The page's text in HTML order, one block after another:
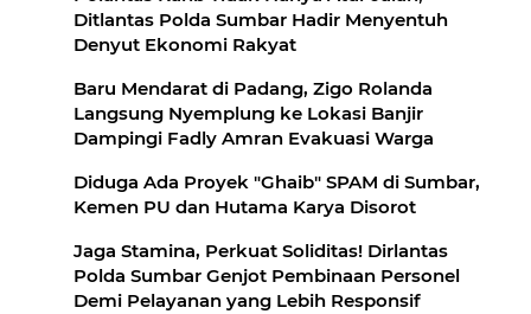
Ditlantas Polda Sumbar Hadir Menyentuh
Denyut Ekonomi Rakyat
Baru Mendarat di Padang, Zigo Rolanda
Langsung Nyemplung ke Lokasi Banjir
Dampingi Fadly Amran Evakuasi Warga
Diduga Ada Proyek "Ghaib" SPAM di Sumbar,
Kemen PU dan Hutama Karya Disorot
Jaga Stamina, Perkuat Soliditas! Dirlantas
Polda Sumbar Genjot Pembinaan Personel
Demi Pelayanan yang Lebih Responsif